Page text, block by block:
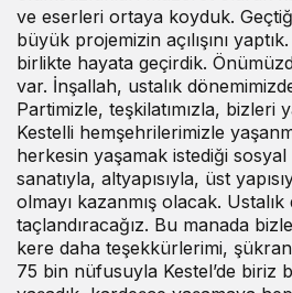
ve eserleri ortaya koyduk.
büyük projemizin açılışını
birlikte hayata geçirdik.
var. İnşallah, ustalık
Partimizle, teşkilatımızla, bizleri
Kestelli hemşehrilerimizle
herkesin yaşamak istediği
sanatıyla, altyapısıyla, üst
olmayı kazanmış olacak.
taçlandıracağız. Bu manada
kere daha teşekkürlerimi,
75 bin nüfusuyla Kestel’de biriz